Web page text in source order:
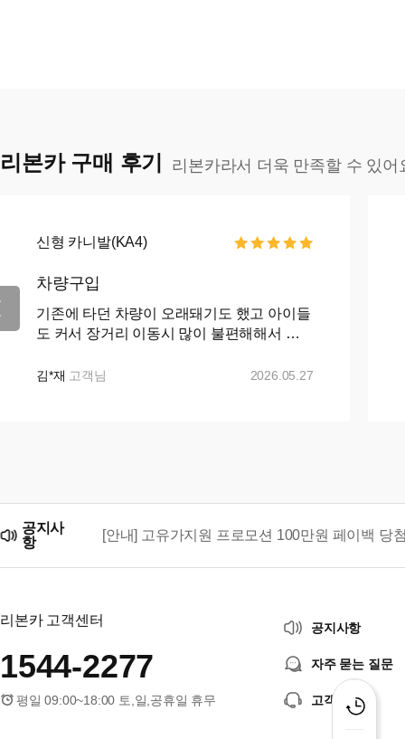
리본카 구매 후기 리본카라서 더욱 만족할 수 있어
신형 카니발(KA4)
차량구입
기존에 타던 차량이 오래돼기도 했고 아이들
도 커서 장거리 이동시 많이 불편해해서 카
준히 매물검색 해왔으나 마땅히 가격이나 조
김*재 고객님 2026.05.27
공지사
항
[안내] 고유가지원 프로모션 100만원 페이백 당
리본카 고객센터
1544-2277
평일 09:00~18:00 토,일,공휴일 휴무
공지사항
자주 묻는 질문
고객센터